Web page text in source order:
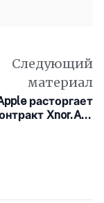
Следующий
материал
расторгает
Xnor.AI с